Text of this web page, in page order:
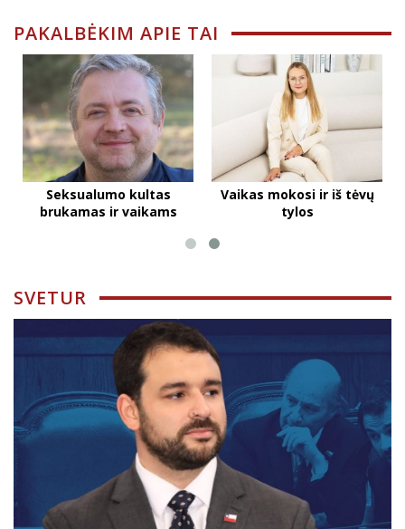
PAKALBĖKIM APIE TAI
Seksualumo kultas
brukamas ir vaikams
Vaikas mokosi ir iš tėvų
tylos
SVETUR